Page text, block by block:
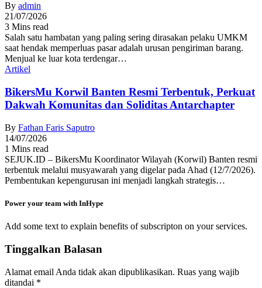
By admin
21/07/2026
3 Mins read
Salah satu hambatan yang paling sering dirasakan pelaku UMKM
saat hendak memperluas pasar adalah urusan pengiriman barang.
Menjual ke luar kota terdengar…
Artikel
BikersMu Korwil Banten Resmi Terbentuk, Perkuat
Dakwah Komunitas dan Soliditas Antarchapter
By Fathan Faris Saputro
14/07/2026
1 Mins read
SEJUK.ID – BikersMu Koordinator Wilayah (Korwil) Banten resmi
terbentuk melalui musyawarah yang digelar pada Ahad (12/7/2026).
Pembentukan kepengurusan ini menjadi langkah strategis…
Power your team with InHype
Add some text to explain benefits of subscripton on your services.
Tinggalkan Balasan
Alamat email Anda tidak akan dipublikasikan. Ruas yang wajib
ditandai *